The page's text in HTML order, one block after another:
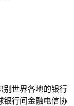
别世界各地的银行
银行间金融电信协